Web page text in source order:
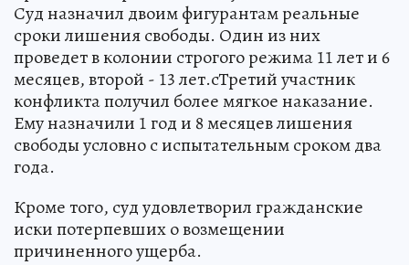
Суд назначил двоим фигурантам реальные
сроки лишения свободы. Один из них
проведет в колонии строгого режима 11 лет и 6
месяцев, второй - 13 лет.сТретий участник
конфликта получил более мягкое наказание.
Ему назначили 1 год и 8 месяцев лишения
свободы условно с испытательным сроком два
года.
Кроме того, суд удовлетворил гражданские
иски потерпевших о возмещении
причиненного ущерба.